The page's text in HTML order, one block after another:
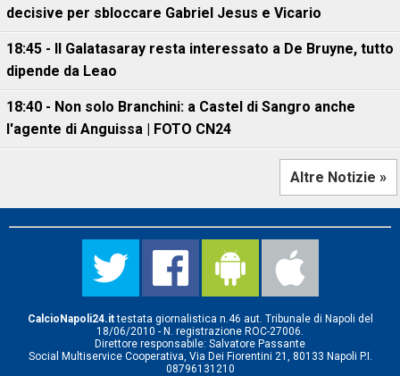
decisive per sbloccare Gabriel Jesus e Vicario
18:45 - Il Galatasaray resta interessato a De Bruyne, tutto
dipende da Leao
18:40 - Non solo Branchini: a Castel di Sangro anche
l'agente di Anguissa | FOTO CN24
Altre Notizie »
CalcioNapoli24.ittestata giornalistica n.46 aut. Tribunale di Napoli del
18/06/2010 - N. registrazione ROC-27006.
Direttore responsabile: Salvatore Passante
Social Multiservice Cooperativa, Via Dei Fiorentini 21, 80133 Napoli P.I.
08796131210